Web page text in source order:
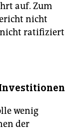
auf. Zum
nicht
nicht ratifiziert
wenig
der